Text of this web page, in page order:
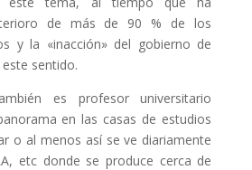
de más de 90 % de los
y la «inacción» del gobierno de
sentido.
es profesor universitario
en las casas de estudios
o al menos así se ve diariamente
etc donde se produce cerca de